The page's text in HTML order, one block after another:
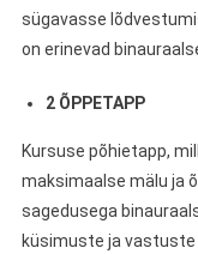
sügavasse
on erinevad
2 ÕPPETAPP
Kursuse põhietapp,
maksimaalse mälu ja
sagedusega
küsimuste ja vastuste